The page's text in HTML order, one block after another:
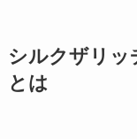
シルクザリッ
とは